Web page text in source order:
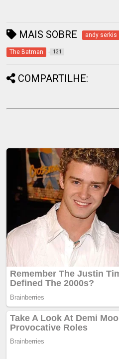
MAIS SOBRE andy serkis
The Batman 131
COMPARTILHE: